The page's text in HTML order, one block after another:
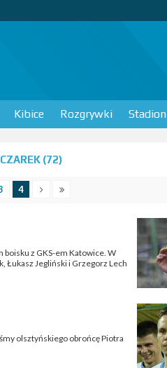
Kibice Rozgrywki Stadion
(72)
4
boisku z GKS-em Katowice. W
Łukasz Jegliński i Grzegorz Lech
olsztyńskiego obrońcę Piotra